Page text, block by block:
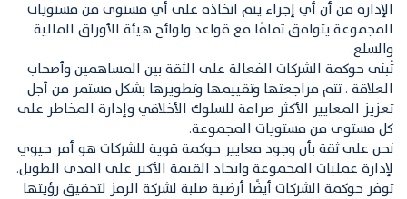
الإدارة من أن أي إجراء يتم اتخاذه على أي مستوى من مستويات
المجموعة يتوافق تمامًا مع قواعد ولوائح هيئة الأوراق المالية
والسلع.
تُبنى حوكمة الشركات الفعالة على الثقة بين المساهمين وأصحاب
العلاقة . تتم مراجعتها وتقييمها وتطويرها بشكل مستمر من أجل
تعزيز المعايير الأكثر صرامة للسلوك الأخلاقي وإدارة المخاطر على
كل مستوى من مستويات المجموعة.
نحن على ثقة بأن وجود معايير حوكمة قوية للشركات هو أمر حيوي
لإدارة عمليات المجموعة وايجاد القيمة الأكبر على المدى الطويل.
توفر حوكمة الشركات أيضًا أرضية صلبة لشركة الرمز لتحقيق رؤيتها